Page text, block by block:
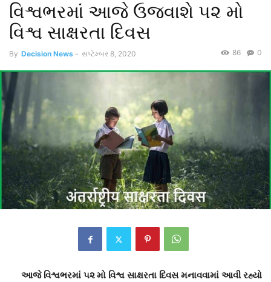
વિશ્વભરમાં આજે ઉજવાશે ૫૨ મો
વિશ્વ સાક્ષરતા દિવસ
By Decision News - સપ્ટેમ્બર 8, 2020 0
86
આજે વિશ્વભરમાં ૫૨ મો વિશ્વ સાક્ષરતા દિવસ મનાવવામાં આવી રહ્યો